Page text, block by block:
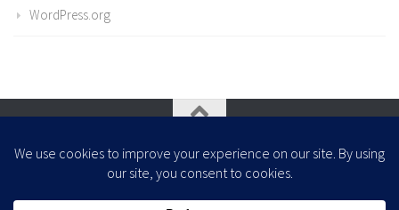
WordPress.org